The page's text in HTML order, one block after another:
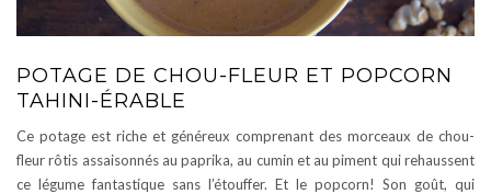
POTAGE DE CHOU-FLEUR ET POPCORN
TAHINI-ÉRABLE
Ce potage est riche et généreux comprenant des morceaux de chou-
fleur rôtis assaisonnés au paprika, au cumin et au piment qui rehaussent
ce légume fantastique sans l’étouffer. Et le popcorn! Son goût, qui